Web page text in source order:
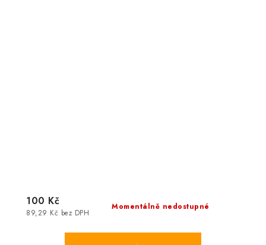
Momentálně nedostupné
89,29 Kč bez DPH
100 Kč